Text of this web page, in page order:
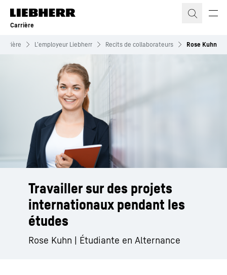
Carrière
L’employeur Liebherr Recits de collaborateurs Rose Kuhn
Travailler sur des projets
internationaux pendant les
études
Rose Kuhn | Étudiante en Alternance